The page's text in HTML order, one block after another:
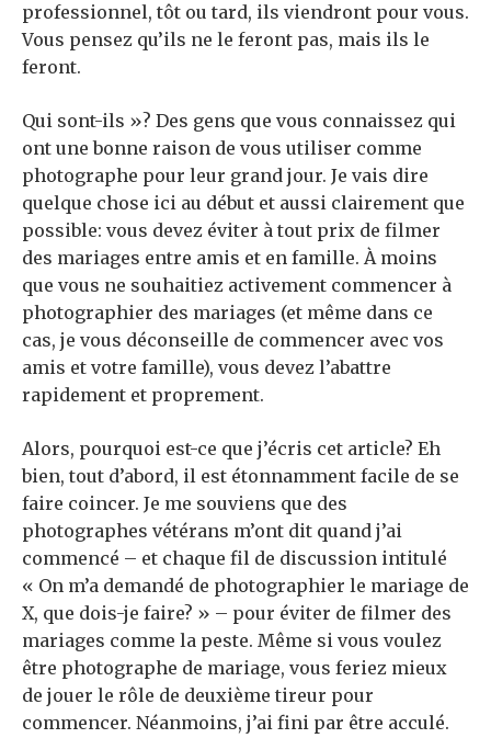
professionnel, tôt ou tard, ils viendront pour vous.
Vous pensez qu’ils ne le feront pas, mais ils le
feront.
Qui sont-ils »? Des gens que vous connaissez qui
ont une bonne raison de vous utiliser comme
photographe pour leur grand jour. Je vais dire
quelque chose ici au début et aussi clairement que
possible: vous devez éviter à tout prix de filmer
des mariages entre amis et en famille. À moins
que vous ne souhaitiez activement commencer à
photographier des mariages (et même dans ce
cas, je vous déconseille de commencer avec vos
amis et votre famille), vous devez l’abattre
rapidement et proprement.
Alors, pourquoi est-ce que j’écris cet article? Eh
bien, tout d’abord, il est étonnamment facile de se
faire coincer. Je me souviens que des
photographes vétérans m’ont dit quand j’ai
commencé – et chaque fil de discussion intitulé
« On m’a demandé de photographier le mariage de
X, que dois-je faire? » – pour éviter de filmer des
mariages comme la peste. Même si vous voulez
être photographe de mariage, vous feriez mieux
de jouer le rôle de deuxième tireur pour
commencer. Néanmoins, j’ai fini par être acculé.